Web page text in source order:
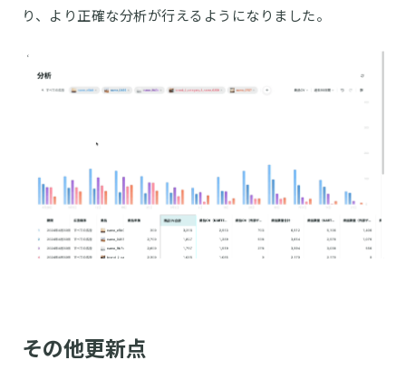
り、より正確な分析が行えるようになりました。
その他更新点